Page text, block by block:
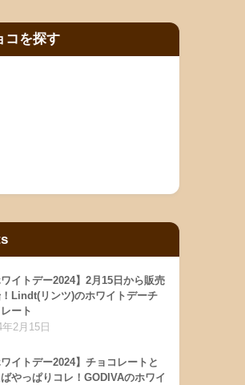
コを探す
ワイトデー2024】2月15日から販売
！Lindt(リンツ)のホワイトデーチ
ート
2月15日
ワイトデー2024】チョコレートと
やっぱりコレ！GODIVAのホワイ